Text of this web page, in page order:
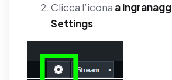
Clicca l’icona a
Settings.